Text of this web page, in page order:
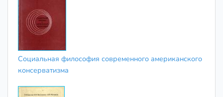
Социальная философия современного американского
консерватизма